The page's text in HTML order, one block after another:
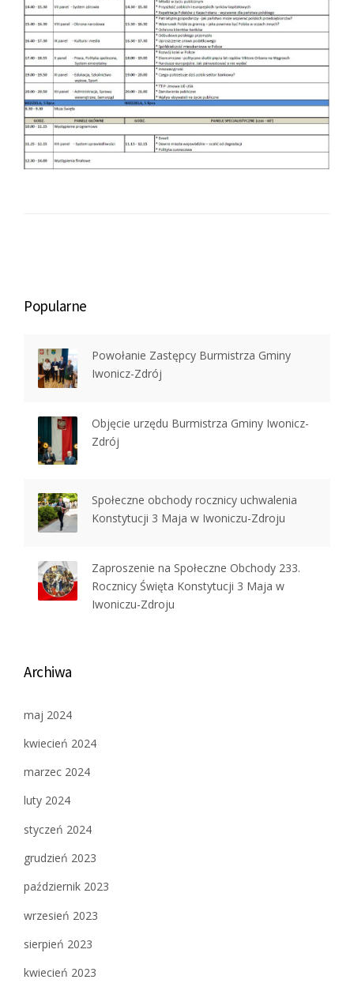
Popularne
Powołanie Zastępcy Burmistrza Gminy
Iwonicz-Zdrój
Objęcie urzędu Burmistrza Gminy Iwonicz-
Zdrój
Społeczne obchody rocznicy uchwalenia
Konstytucji 3 Maja w Iwoniczu-Zdroju
Zaproszenie na Społeczne Obchody 233.
Rocznicy Święta Konstytucji 3 Maja w
Iwoniczu-Zdroju
Archiwa
maj 2024
kwiecień 2024
marzec 2024
luty 2024
styczeń 2024
grudzień 2023
październik 2023
wrzesień 2023
sierpień 2023
kwiecień 2023